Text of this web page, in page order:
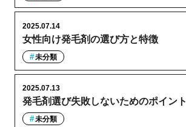
女性向け発毛剤の選び方と特徴
2025.07.14
未分類
発毛剤選び失敗しないためのポイント
2025.07.13
未分類